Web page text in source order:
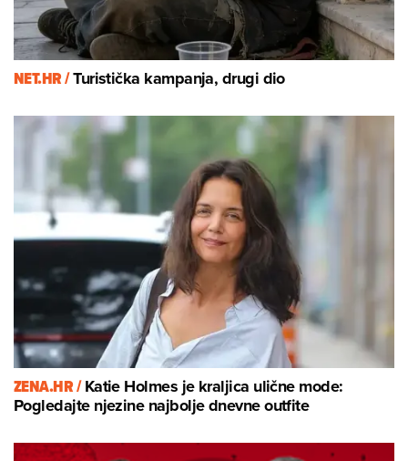
NET.HR /Turistička kampanja, drugi dio
ZENA.HR /Katie Holmes je kraljica ulične mode:
Pogledajte njezine najbolje dnevne outfite